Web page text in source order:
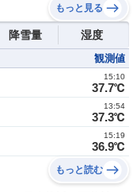
もっと見る
降雪量 湿度
観測値
37.7℃
15:10
37.3℃
13:54
36.9℃
15:19
もっと読む